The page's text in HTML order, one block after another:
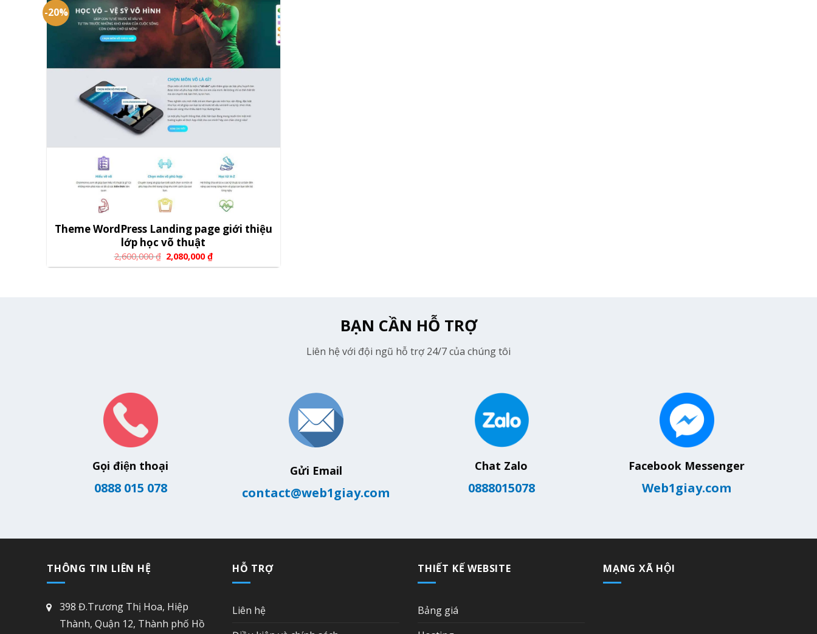
-20%
Theme WordPress Landing page giới thiệu
lớp học võ thuật
2,600,000₫ 2,080,000₫
BẠN CẦN HỖ TRỢ
Liên hệ với đội ngũ hỗ trợ 24/7 của chúng tôi
Gọi điện thoại
0888 015 078
Gửi Email
contact@web1giay.com
Chat Zalo
0888015078
Facebook Messenger
Web1giay.com
THÔNG TIN LIÊN HỆ
398 Đ.Trương Thị Hoa, Hiệp
Thành, Quận 12, Thành phố Hồ
HỖ TRỢ
Liên hệ
THIẾT KẾ WEBSITE
Bảng giá
MẠNG XÃ HỘI